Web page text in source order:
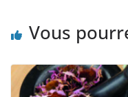
Vous